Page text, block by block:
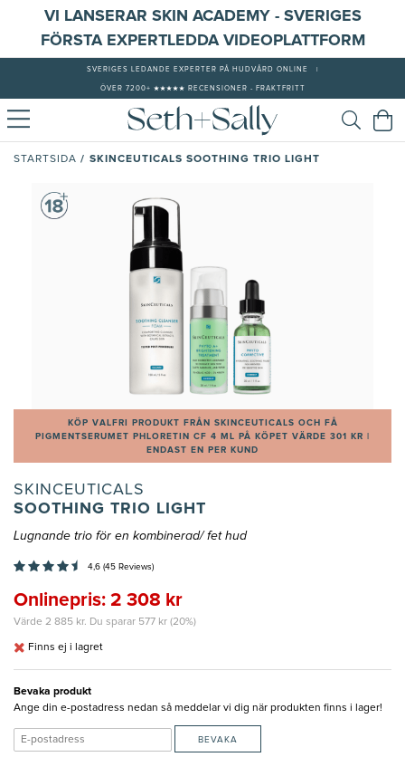
VI LANSERAR SKIN ACADEMY - SVERIGES
FÖRSTA EXPERTLEDDA VIDEOPLATTFORM
SVERIGES LEDANDE EXPERTER PÅ HUDVÅRD ONLINE
ÖVER 7200+ ★★★★★ RECENSIONER - FRAKTFRITT
STARTSIDA / SKINCEUTICALS SOOTHING TRIO LIGHT
KÖP VALFRI PRODUKT FRÅN SKINCEUTICALS OCH FÅ
PIGMENTSERUMET PHLORETIN CF 4 ML PÅ KÖPET VÄRDE 301 KR |
ENDAST EN PER KUND
SKINCEUTICALS
SOOTHING TRIO LIGHT
Lugnande trio för en kombinerad/ fet hud
4,6 (45 Reviews)
Onlinepris: 2 308 kr
Värde 2 885 kr. Du sparar 577 kr (20%)
Finns ej i lagret
Bevaka produkt
Ange din e-postadress nedan så meddelar vi dig när produkten finns i lager!
BEVAKA